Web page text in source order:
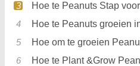
Hoe te Peanuts Stap
Hoe te Peanuts groeien
Hoe om te groeien
Hoe te Plant &Grow